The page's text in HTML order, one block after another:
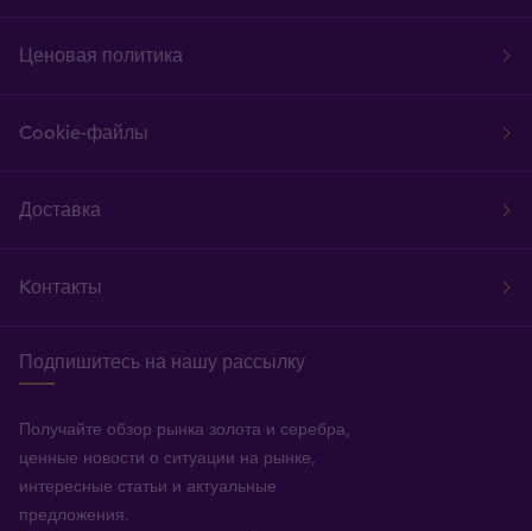
Ценовая политика
Cookie-файлы
Доставка
Kонтакты
Подпишитесь на нашу рассылку
Получайте обзор рынка золота и серебра,
ценные новости о ситуации на рынке,
интересные статьи и актуальные
предложения.